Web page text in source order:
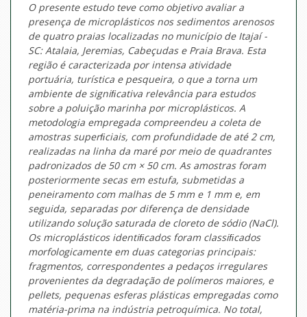
O presente estudo teve como objetivo avaliar a
presença de microplásticos nos sedimentos arenosos
de quatro praias localizadas no município de Itajaí -
SC: Atalaia, Jeremias, Cabeçudas e Praia Brava. Esta
região é caracterizada por intensa atividade
portuária, turística e pesqueira, o que a torna um
ambiente de signiﬁcativa relevância para estudos
sobre a poluição marinha por microplásticos. A
metodologia empregada compreendeu a coleta de
amostras superﬁciais, com profundidade de até 2 cm,
realizadas na linha da maré por meio de quadrantes
padronizados de 50 cm × 50 cm. As amostras foram
posteriormente secas em estufa, submetidas a
peneiramento com malhas de 5 mm e 1 mm e, em
seguida, separadas por diferença de densidade
utilizando solução saturada de cloreto de sódio (NaCl).
Os microplásticos identiﬁcados foram classiﬁcados
morfologicamente em duas categorias principais:
fragmentos, correspondentes a pedaços irregulares
provenientes da degradação de polímeros maiores, e
pellets, pequenas esferas plásticas empregadas como
matéria-prima na indústria petroquímica. No total,